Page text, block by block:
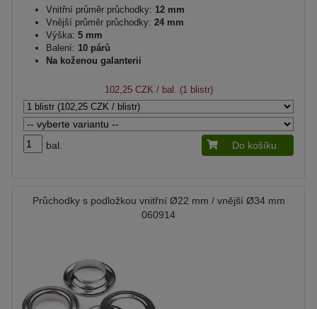
Vnitřní průměr průchodky: 12 mm
Vnější průměr průchodky: 24 mm
Výška: 5 mm
Balení: 10 párů
Na koženou galanterii
102,25 CZK / bal. (1 blistr)
bal. Do košíku
Průchodky s podložkou vnitřní Ø22 mm / vnější Ø34 mm
060914